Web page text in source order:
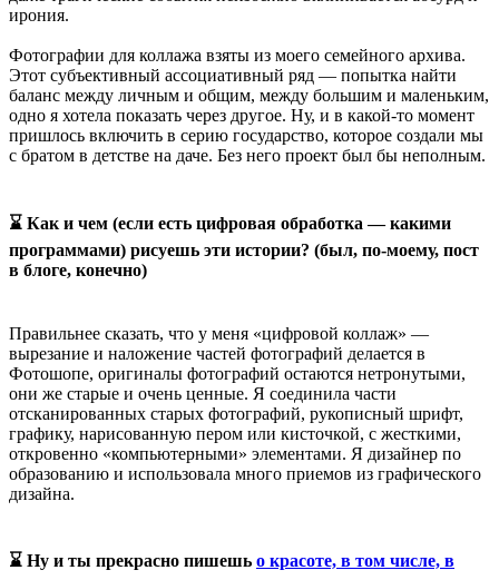
ирония.
Фотографии для коллажа взяты из моего семейного архива.
Этот субъективный ассоциативный ряд — попытка найти
баланс между личным и общим, между большим и маленьким,
одно я хотела показать через другое. Ну, и в какой-то момент
пришлось включить в серию государство, которое создали мы
с братом в детстве на даче. Без него проект был бы неполным.
⌛ Как и чем (если есть цифровая обработка — какими
программами) рисуешь эти истории? (был, по-моему, пост
в блоге, конечно)
Правильнее сказать, что у меня «цифровой коллаж» —
вырезание и наложение частей фотографий делается в
Фотошопе, оригиналы фотографий остаются нетронутыми,
они же старые и очень ценные. Я соединила части
отсканированных старых фотографий, рукописный шрифт,
графику, нарисованную пером или кисточкой, с жесткими,
откровенно «компьютерными» элементами. Я дизайнер по
образованию и использовала много приемов из графического
дизайна.
⌛ Ну и ты прекрасно пишешь о красоте, в том числе, в